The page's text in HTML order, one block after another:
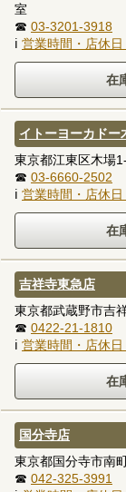
室
☎ 03-3201-3918
ℹ 営業時間・店休
イトーヨーカドー
東京都江東区木場
☎ 03-6660-2502
ℹ 営業時間・店休
吉祥寺東急店
東京都武蔵野市吉
☎ 0422-21-1810
ℹ 営業時間・店休
国分寺店
東京都国分寺市南
☎ 042-325-3991